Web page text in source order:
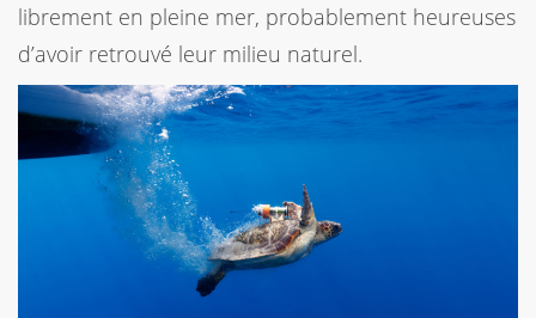
librement en pleine mer, probablement heureuses
d’avoir retrouvé leur milieu naturel.